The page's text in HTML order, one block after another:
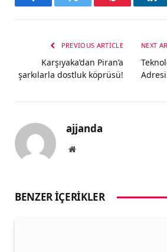
FacebookTwitter Pinterest
PREVIOUS ARTICLE
Karşıyaka’dan Piran’a
şarkılarla dostluk köprüsü!
NEXT
ajjanda
Website
BENZER İÇERIKLER